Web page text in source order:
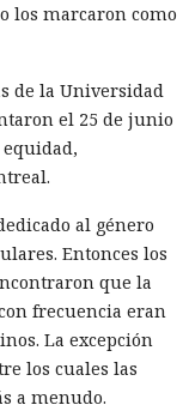
los marcaron como
de la Universidad
el 25 de junio
equidad,
al género
Entonces los
que la
frecuencia eran
La excepción
los cuales las
a menudo.